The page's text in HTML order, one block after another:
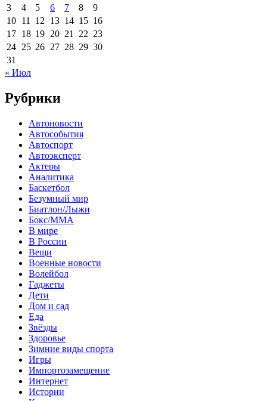
3
4 5 6 7 8
9
10 11 12 13 14 15 16
17 18 19 20 21 22 23
24 25 26 27 28 29 30
31
« Июл
Рубрики
Автоновости
Автособытия
Автоспорт
Автоэксперт
Актеры
Аналитика
Баскетбол
Безумный мир
Биатлон/Лыжи
Бокс/MMA
В мире
В России
Вещи
Военные новости
Волейбол
Гаджеты
Дети
Дом и сад
Еда
Звёзды
Здоровье
Зимние виды спорта
Игры
Импортозамещение
Интернет
Истории